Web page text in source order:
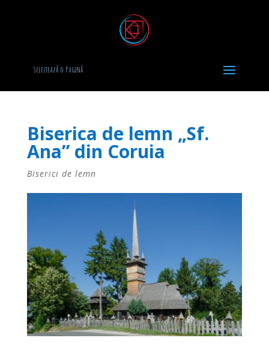
Selectează o Pagină
Biserica de lemn „Sf.
Ana” din Coruia
Biserici de lemn